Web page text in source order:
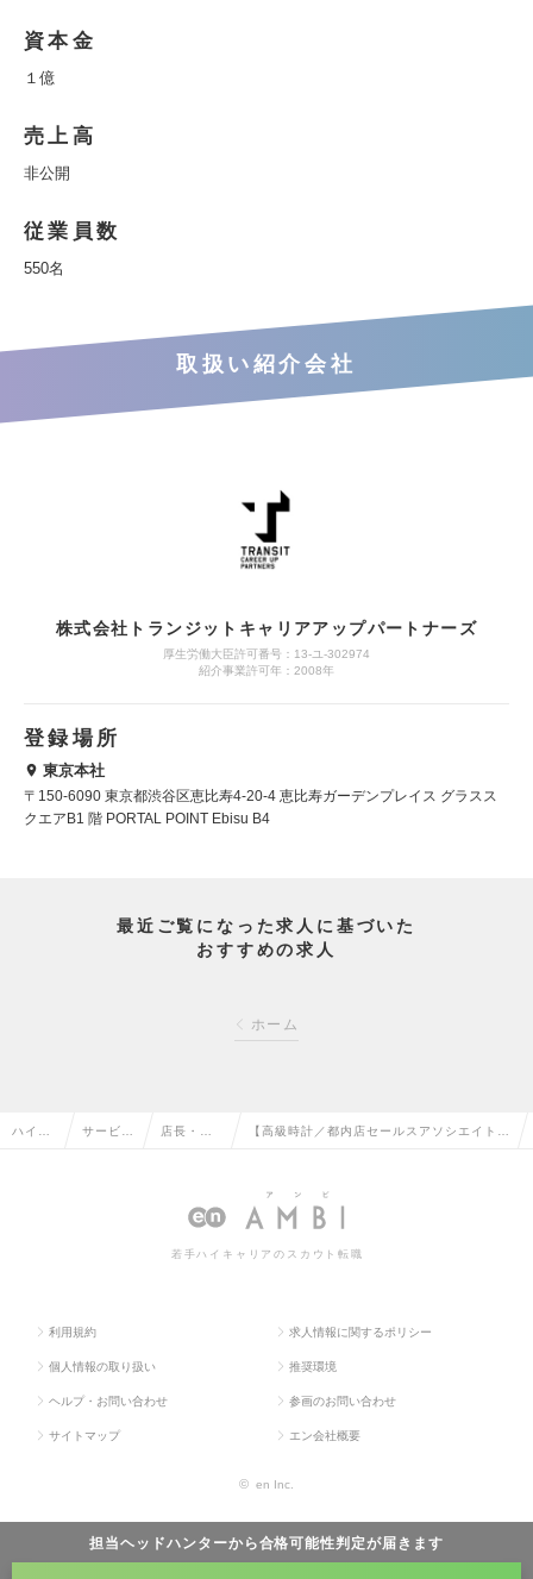
資本金
１億
売上高
非公開
従業員数
550名
取扱い紹介会社
株式会社トランジットキャリアアップパートナーズ
厚生労働大臣許可番号：13-ユ-302974
紹介事業許可年：2008年
登録場所
東京本社
〒150-6090 東京都渋谷区恵比寿4-20-4 恵比寿ガーデンプレイス グラスス
クエアB1 階 PORTAL POINT Ebisu B4
最近ご覧になった求人に基づいた
おすすめの求人
ホーム
担当ヘッドハンターから合格可能性判定が届きます
ハイク サービ 店長・販
管理の転
【高級時計／都内店セールスアソシエイト】
ット／商材未経験可の求人情報
若手ハイキャリアのスカウト転職
利用規約 求人情報に関するポリシー
個人情報の取り扱い 推奨環境
ヘルプ・お問い合わせ 参画のお問い合わせ
サイトマップ エン会社概要
© en Inc.